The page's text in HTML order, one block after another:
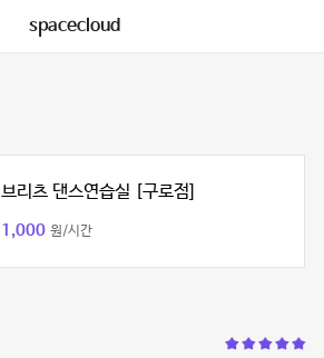
spacecloud
브리츠 댄스연습실 [구로점]
1,000 원/시간